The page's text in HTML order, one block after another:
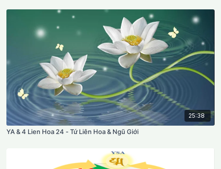
25:38
YA & 4 Lien Hoa 24 - Tứ Liên Hoa & Ngũ Giới